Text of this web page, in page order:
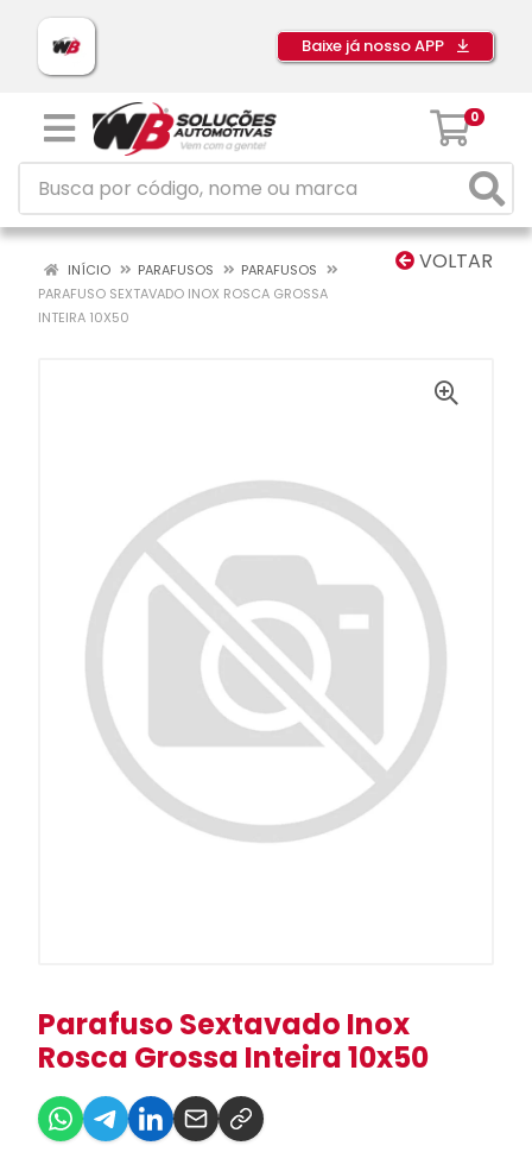
Baixe já nosso APP
0
VOLTAR
INÍCIO PARAFUSOS
PARAFUSOS
PARAFUSO SEXTAVADO INOX ROSCA GROSSA
INTEIRA 10X50
Parafuso Sextavado Inox
Rosca Grossa Inteira 10x50